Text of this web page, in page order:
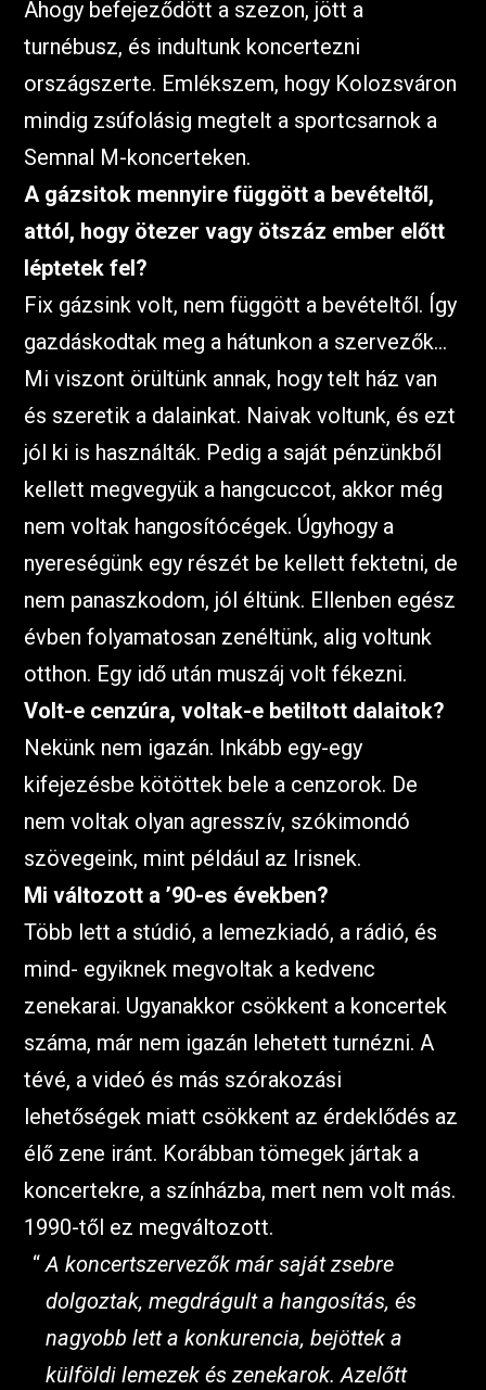
Ahogy befejeződött a szezon, jött a
turnébusz, és indultunk koncertezni
országszerte. Emlékszem, hogy Kolozsváron
mindig zsúfolásig megtelt a sportcsarnok a
Semnal M-koncerteken.
A gázsitok mennyire függött a bevételtől,
attól, hogy ötezer vagy ötszáz ember előtt
léptetek fel?
Fix gázsink volt, nem függött a bevételtől. Így
gazdáskodtak meg a hátunkon a szervezők…
Mi viszont örültünk annak, hogy telt ház van
és szeretik a dalainkat. Naivak voltunk, és ezt
jól ki is használták. Pedig a saját pénzünkből
kellett megvegyük a hangcuccot, akkor még
nem voltak hangosítócégek. Úgyhogy a
nyereségünk egy részét be kellett fektetni, de
nem panaszkodom, jól éltünk. Ellenben egész
évben folyamatosan zenéltünk, alig voltunk
otthon. Egy idő után muszáj volt fékezni.
Volt-e cenzúra, voltak-e betiltott dalaitok?
Nekünk nem igazán. Inkább egy-egy
kifejezésbe kötöttek bele a cenzorok. De
nem voltak olyan agresszív, szókimondó
szövegeink, mint például az Irisnek.
Mi változott a ’90-es években?
Több lett a stúdió, a lemezkiadó, a rádió, és
mind- egyiknek megvoltak a kedvenc
zenekarai. Ugyanakkor csökkent a koncertek
száma, már nem igazán lehetett turnézni. A
tévé, a videó és más szórakozási
lehetőségek miatt csökkent az érdeklődés az
élő zene iránt. Korábban tömegek jártak a
koncertekre, a színházba, mert nem volt más.
1990-től ez megváltozott.
A koncertszervezők már saját zsebre
dolgoztak, megdrágult a hangosítás, és
nagyobb lett a konkurencia, bejöttek a
külföldi lemezek és zenekarok. Azelőtt